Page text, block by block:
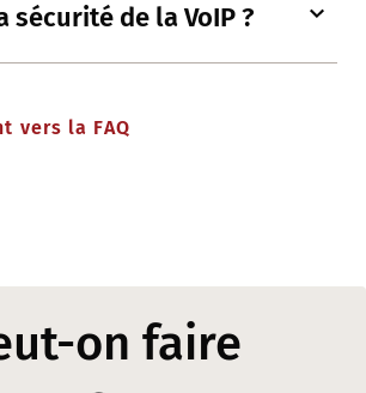
sécurité de la VoIP ?
vers la FAQ
on faire